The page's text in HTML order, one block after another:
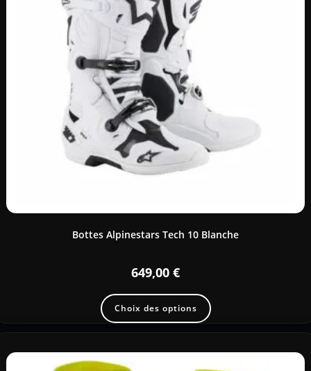
Bottes Alpinestars Tech 10 Blanche
649,00 €
Choix des options